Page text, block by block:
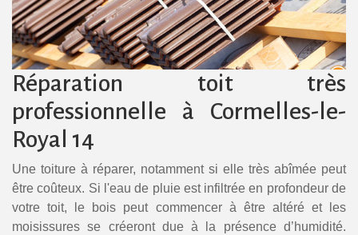
Réparation toit très
professionnelle à Cormelles-le-
Royal 14
Une toiture à réparer, notamment si elle très abîmée peut
être coûteux. Si l'eau de pluie est infiltrée en profondeur de
votre toit, le bois peut commencer à être altéré et les
moisissures se créeront due à la présence d’humidité.